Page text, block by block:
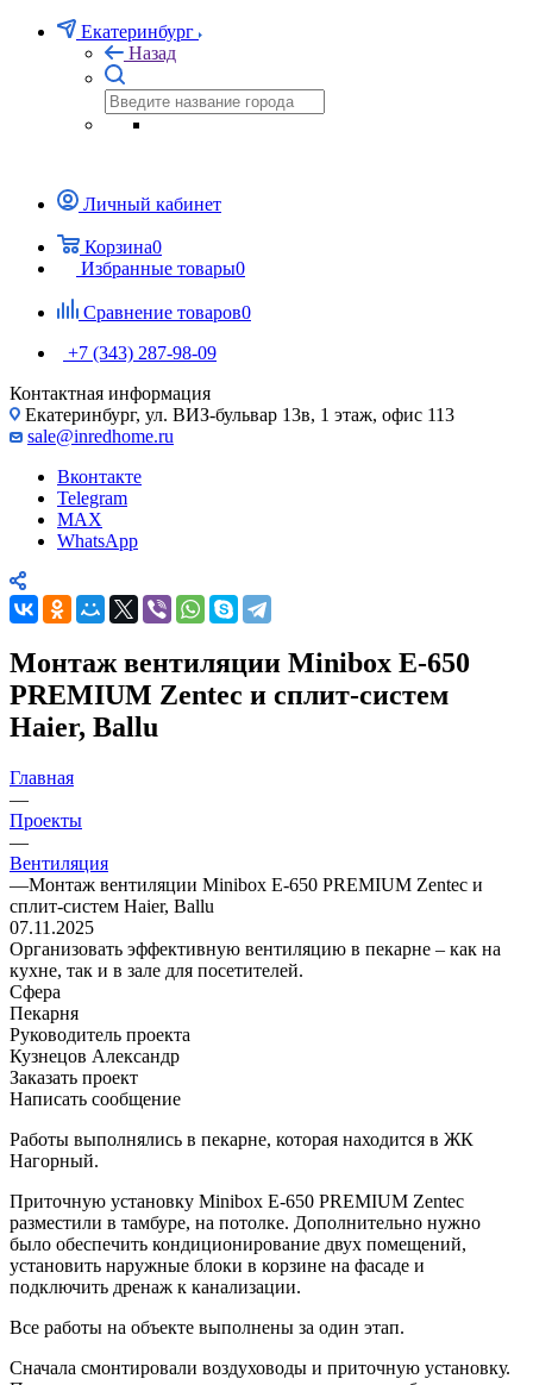
Екатеринбург
Назад
Личный кабинет
Корзина0
Избранные товары0
Сравнение товаров0
+7 (343) 287-98-09
Контактная информация
Екатеринбург, ул. ВИЗ-бульвар 13в, 1 этаж, офис 113
sale@inredhome.ru
Вконтакте
Telegram
MAX
WhatsApp
Монтаж вентиляции Minibox E-650
PREMIUM Zentec и сплит-систем
Haier, Ballu
Главная
—
Проекты
—
Вентиляция
—Монтаж вентиляции Minibox E-650 PREMIUM Zentec и
сплит-систем Haier, Ballu
07.11.2025
Организовать эффективную вентиляцию в пекарне – как на
кухне, так и в зале для посетителей.
Сфера
Пекарня
Руководитель проекта
Кузнецов Александр
Заказать проект
Написать сообщение
Работы выполнялись в пекарне, которая находится в ЖК
Нагорный.
Приточную установку Minibox E-650 PREMIUM Zentec
разместили в тамбуре, на потолке. Дополнительно нужно
было обеспечить кондиционирование двух помещений,
установить наружные блоки в корзине на фасаде и
подключить дренаж к канализации.
Все работы на объекте выполнены за один этап.
Сначала смонтировали воздуховоды и приточную установку.